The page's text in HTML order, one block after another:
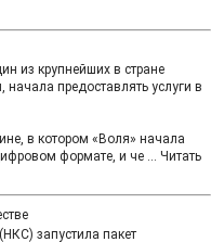
из крупнейших в стране
начала предоставлять услуги в
в котором «Воля» начала
формате, и че ... Читать
запустила пакет